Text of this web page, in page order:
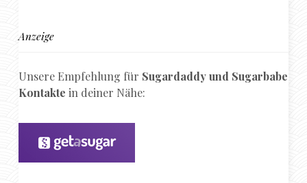
Sugarbabe
Anzeige
Unsere Empfehlung für Sugardaddy und Sugarbabe
Kontakte in deiner Nähe: